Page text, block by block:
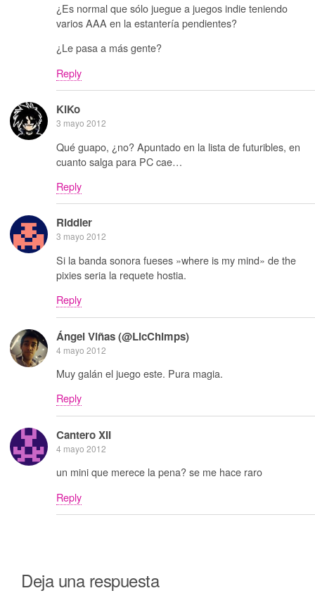
¿Es normal que sólo juegue a juegos indie teniendo
varios AAA en la estantería pendientes?
¿Le pasa a más gente?
Reply
KiKo
3 mayo 2012
Qué guapo, ¿no? Apuntado en la lista de futuribles, en
cuanto salga para PC cae…
Reply
Riddler
3 mayo 2012
Si la banda sonora fueses »where is my mind» de the
pixies seria la requete hostia.
Reply
Ángel Viñas (@LicChimps)
4 mayo 2012
Muy galán el juego este. Pura magia.
Reply
Cantero XII
4 mayo 2012
un mini que merece la pena? se me hace raro
Reply
Deja una respuesta